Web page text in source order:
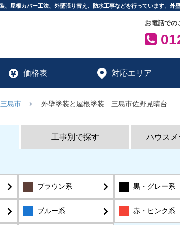
、屋根カバー工法、外壁張り替え、防水工事などを行っています。外
お電話での
価格表 対応エリア
三島市 外壁塗装と屋根塗装 三島市佐野見晴台
工事別で探す ハウス
ブラウン系 黒・グレー系
ブルー系 赤・ピンク系